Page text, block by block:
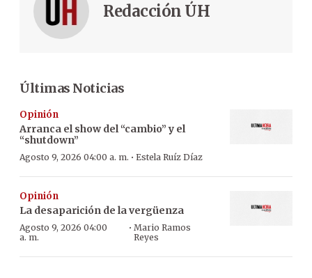
Redacción ÚH
Últimas Noticias
Opinión
Arranca el show del “cambio” y el
“shutdown”
Agosto 9, 2026 04:00 a. m. · Estela Ruíz Díaz
Opinión
La desaparición de la vergüenza
Agosto 9, 2026 04:00
a. m.
· Mario Ramos
Reyes